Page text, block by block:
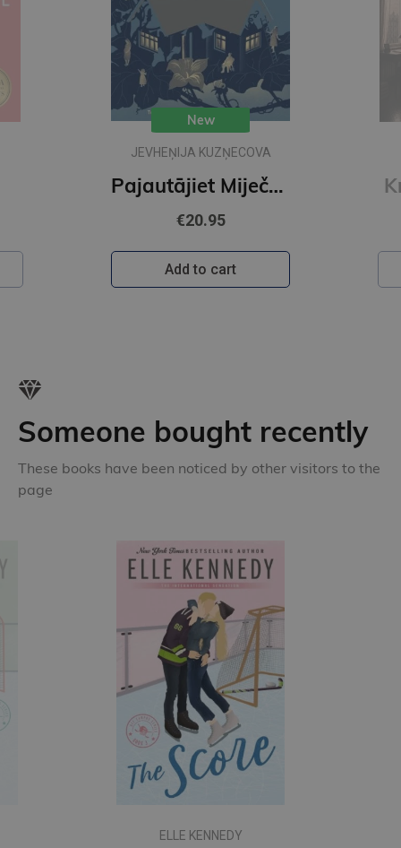
New
JEVHEŅIJA KUZŅECOVA
Pajautājiet Miječkai
€20.95
Add to cart
Someone bought recently
These books have been noticed by other visitors to the
page
ELLE KENNEDY